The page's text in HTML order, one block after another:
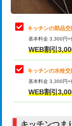
給水管工事※（塩
用/3ｍまで)
給水管工事※（
用（追加）/3ｍ超
給水管工事※（
管・ポリ管・HT
管・ポリ管・HT
止水・漏水調査
理・調整・分解・
止水・漏水調査
理・調整・分解
お風呂タンク脱着
その他部品の脱着
キッチンの部品交
基本料金 3,300円
WEB割引
キッチンの水栓交
基本料金 3,300円
WEB割引
キッチンつま